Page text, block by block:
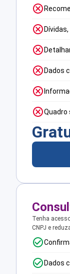
Dados
Tenha
CNPJ e
Dados